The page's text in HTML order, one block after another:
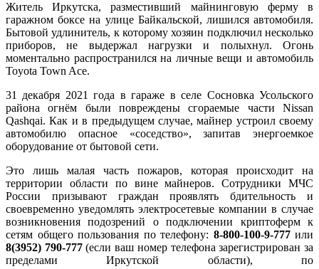
Житель Иркутска, разместивший майнинговую ферму в
гаражном боксе на улице Байкальской, лишился автомобиля.
Бытовой удлинитель, к которому хозяин подключил несколько
приборов, не выдержал нагрузки и полыхнул. Огонь
моментально распространился на личные вещи и автомобиль
Toyota Town Ace.
31 декабря 2021 года в гараже в селе Сосновка Усольского
района огнём были повреждены сгораемые части Nissan
Qashqai. Как и в предыдущем случае, майнер устроил своему
автомобилю опасное «соседство», запитав энергоемкое
оборудование от бытовой сети.
Это лишь малая часть пожаров, которая происходит на
территории области по вине майнеров. Сотрудники МЧС
России призывают граждан проявлять бдительность и
своевременно уведомлять электросетевые компании в случае
возникновения подозрений о подключении криптоферм к
сетям общего пользования по телефону: 8-800-100-9-777 или
8(3952) 790-777(если ваш номер телефона зарегистрирован за
пределами Иркутской области), по